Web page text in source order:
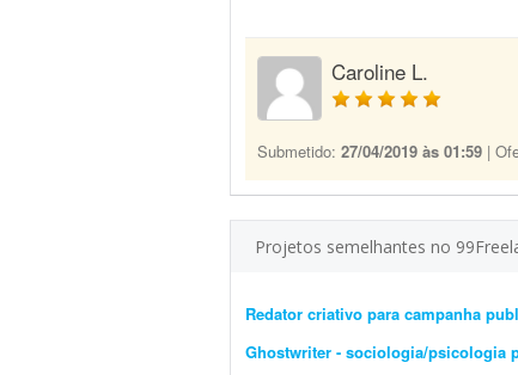
Caroline L.
Submetido: 27/04/2019 às 01:59 |
Projetos semelhantes no
Redator criativo para campanha
Ghostwriter - sociologia/psicologia